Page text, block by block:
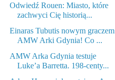
Odwiedź Rouen: Miasto, które
zachwyci Cię historią...
Einaras Tubutis nowym graczem
AMW Arki Gdynia! Co ...
AMW Arka Gdynia testuje
Luke’a Barretta. 198-centy...